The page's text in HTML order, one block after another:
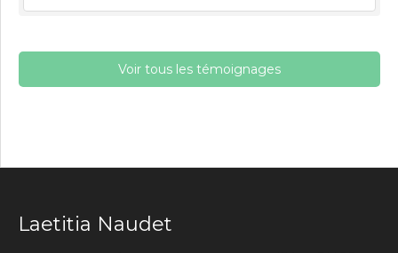
Voir tous les témoignages
Laetitia Naudet